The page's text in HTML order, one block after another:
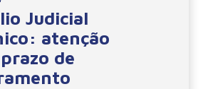
Judicial
atenção
de